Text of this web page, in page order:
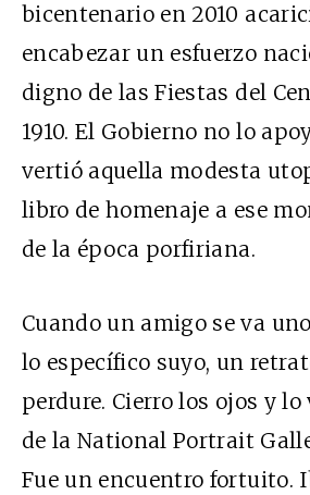
bicentenario en 2010
encabezar un esfuerzo
digno de las Fiestas del
1910. El Gobierno no lo
vertió aquella modesta
libro de homenaje a ese
de la época porfiriana.
Cuando un amigo se va
lo específico suyo, un
perdure. Cierro los ojos y lo
de la National Portrait
Fue un encuentro fortuito.